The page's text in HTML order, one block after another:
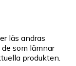
läs andras
som lämnar
produkten.